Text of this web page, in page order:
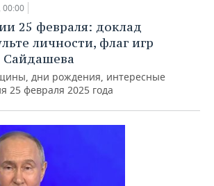
00:00
25 февраля: доклад
личности, флаг игр
дни рождения, интересные
25 февраля 2025 года